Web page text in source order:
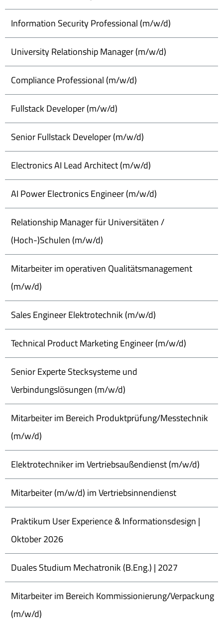
Information Security Professional (m/w/d)
University Relationship Manager (m/w/d)
Compliance Professional (m/w/d)
Fullstack Developer (m/w/d)
Senior Fullstack Developer (m/w/d)
Electronics AI Lead Architect (m/w/d)
AI Power Electronics Engineer (m/w/d)
Relationship Manager für Universitäten /
(Hoch-)Schulen (m/w/d)
Mitarbeiter im operativen Qualitätsmanagement
(m/w/d)
Sales Engineer Elektrotechnik (m/w/d)
Technical Product Marketing Engineer (m/w/d)
Senior Experte Stecksysteme und
Verbindungslösungen (m/w/d)
Mitarbeiter im Bereich Produktprüfung/Messtechnik
(m/w/d)
Elektrotechniker im Vertriebsaußendienst (m/w/d)
Mitarbeiter (m/w/d) im Vertriebsinnendienst
Praktikum User Experience & Informationsdesign |
Oktober 2026
Duales Studium Mechatronik (B.Eng.) | 2027
Mitarbeiter im Bereich Kommissionierung/Verpackung
(m/w/d)